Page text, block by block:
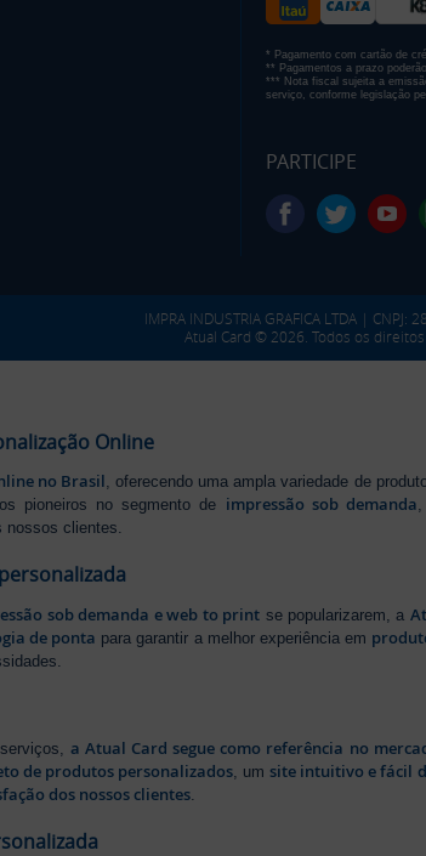
* Pagamento com cartão de
** Pagamentos a prazo
*** Nota fiscal sujeita a
serviço, conforme legislação
PARTICIPE
IMPRA INDUSTRIA GRAFICA LTDA | CNPJ:
Atual Card © 2026. Todos os
Online
no Brasil, oferecendo uma ampla variedade de
pioneiros no segmento de impressão sob demanda,
nossos clientes.
sob demanda e web to print se popularizarem, a
de ponta para garantir a melhor experiência em
serviços,a Atual Card segue como referência no
de produtos personalizados , um site intuitivo e fácil
dos nossos clientes